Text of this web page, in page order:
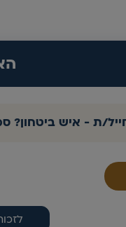
ת - איש ביטחון?